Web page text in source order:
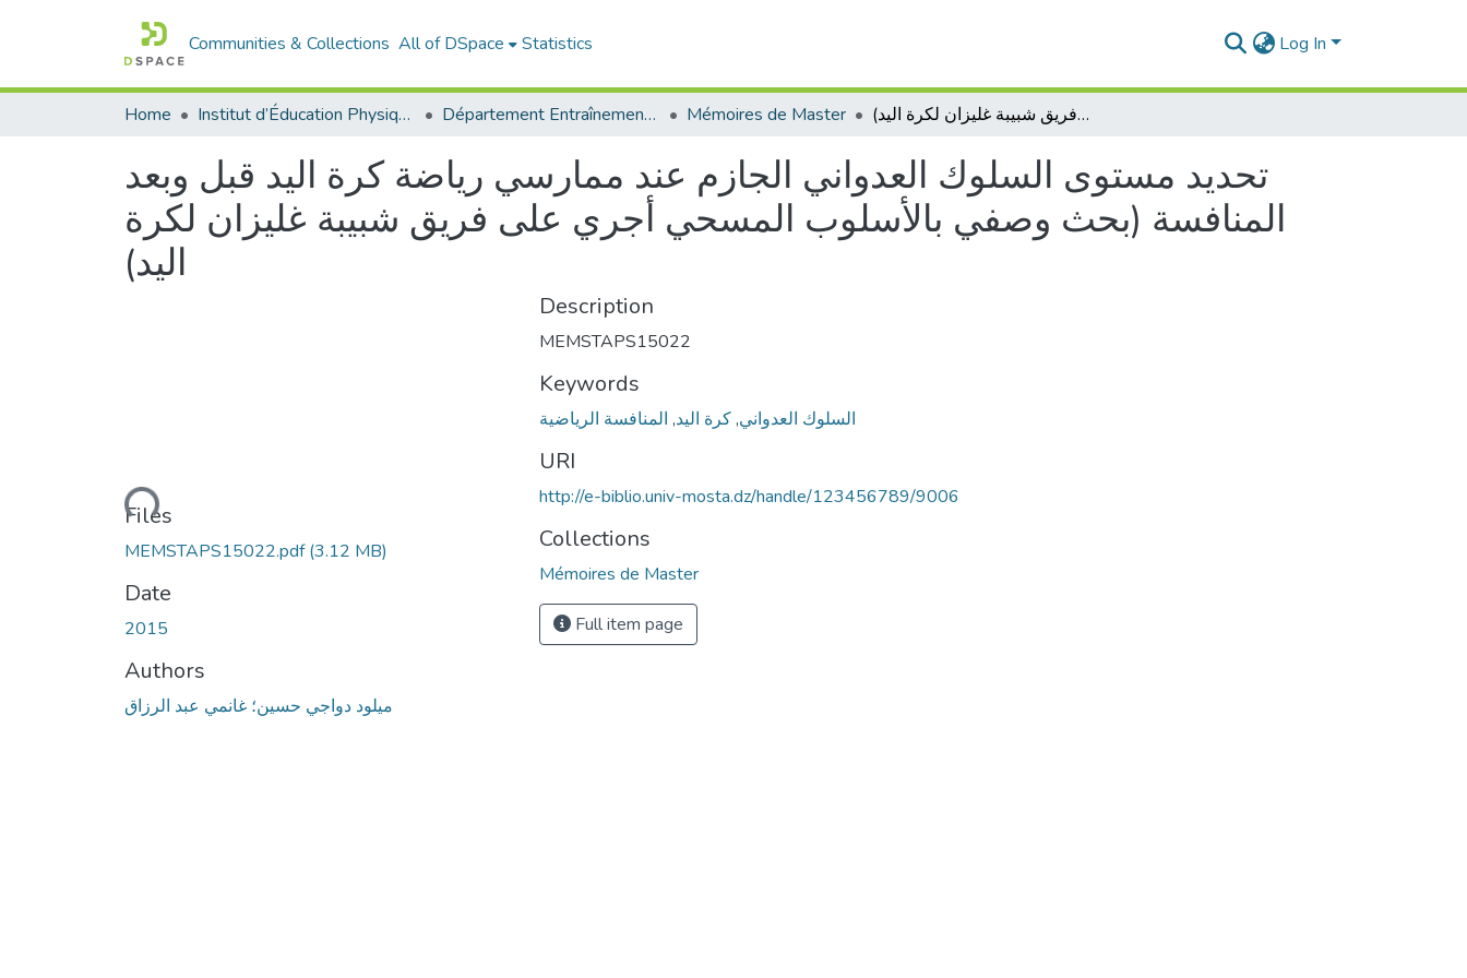
Communities & Collections All of DSpace Statistics Log In
Home Institut d’Éducation Physique et Sportive Département Entraînement Sportif (ES) Mémoires de Master تحديد مستوى السلوك العدواني الجازم عند ممارسي رياضة كرة اليد قبل وبعد المنافسة (بحث وصفي بالأسلوب المسحي أجري على فريق شبيبة غليزان لكرة اليد)
تحديد مستوى السلوك العدواني الجازم عند ممارسي رياضة كرة اليد قبل وبعد
المنافسة (بحث وصفي بالأسلوب المسحي أجري على فريق شبيبة غليزان لكرة
اليد)
Loading...
Files
MEMSTAPS15022.pdf(3.12 MB)
Date
2015
Authors
ميلود دواجي حسين؛ غانمي عبد الرزاق
Description
MEMSTAPS15022
Keywords
السلوك العدواني,كرة اليد, المنافسة الرياضية
URI
http://e-biblio.univ-mosta.dz/handle/123456789/9006
Collections
Mémoires de Master
Full item page